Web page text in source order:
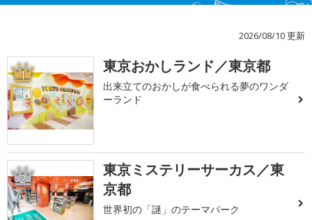
2026/08/10 更新
1 東京おかしランド／東京都
出来立てのおかしが食べられる夢のワンダ
ーランド
2
東京ミステリーサーカス／東
京都
世界初の「謎」のテーマパーク